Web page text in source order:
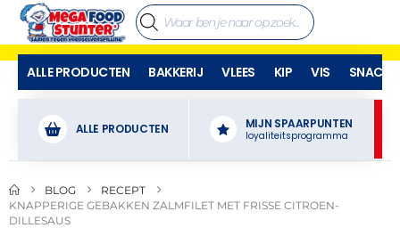
ALLE PRODUCTEN BAKKERIJ VLEES KIP VIS SNACKS
ALLE PRODUCTEN MIJN SPAARPUNTEN
loyaliteitsprogramma
BLOG
RECEPT
KNAPPERIGE GEBAKKEN ZALMFILET MET FRISSE CITROEN-
DILLESAUS